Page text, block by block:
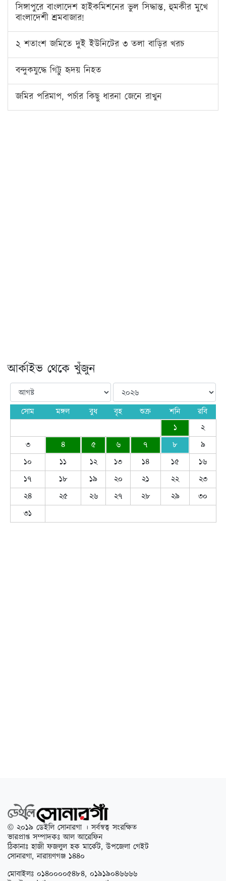
সিঙ্গাপুরে বাংলাদেশ হাইকমিশনের ভুল সিদ্ধান্ত, হুমকীর মুখে
বাংলাদেশী শ্রমবাজার!
২ শতাংশ জমিতে দুই ইউনিটের ৩ তলা বাড়ির খরচ
বন্দুকযুদ্ধে গিট্টু হৃদয় নিহত
জমির পরিমাপ, পর্চার কিছু ধারনা জেনে রাখুন
আর্কাইভ থেকে খুঁজুন
সোম মঙ্গল বুধ বৃহ শুক্র শনি
রবি
১
২
৩
৪ ৫ ৬ ৭ ৮
৯
১০
১১ ১২ ১৩ ১৪ ১৫
১৬
১৭
১৮ ১৯ ২০ ২১ ২২
২৩
২৪
২৫ ২৬ ২৭ ২৮ ২৯
৩০
৩১
© ২০১৯ ডেইলি সোনারগা । সর্বস্বত্ব সংরক্ষিত
ভারপ্রাপ্ত সম্পাদকঃ আল আরেফিন
ঠিকানাঃ হাজী ফজলুল হক মার্কেট, উপজেলা গেইট
সোনারগা, নারায়ণগঞ্জ ১৪৪০
মোবাইলঃ ০১৪০০০০৫৪৮৪, ০১৯১৯০৪৬৬৬৬